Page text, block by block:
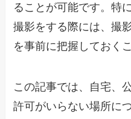
ることが可能です。特
撮影をする際には、撮
を事前に把握しておく
この記事では、自宅、
許可がいらない場所に